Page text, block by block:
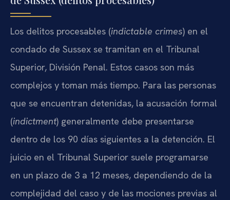
Los delitos procesables (indictable crimes) en el
condado de Sussex se tramitan en el Tribunal
Superior, División Penal. Estos casos son más
complejos y toman más tiempo. Para las personas
que se encuentran detenidas, la acusación formal
(indictment) generalmente debe presentarse
dentro de los 90 días siguientes a la detención. El
juicio en el Tribunal Superior suele programarse
en un plazo de 3 a 12 meses, dependiendo de la
complejidad del caso y de las mociones previas al